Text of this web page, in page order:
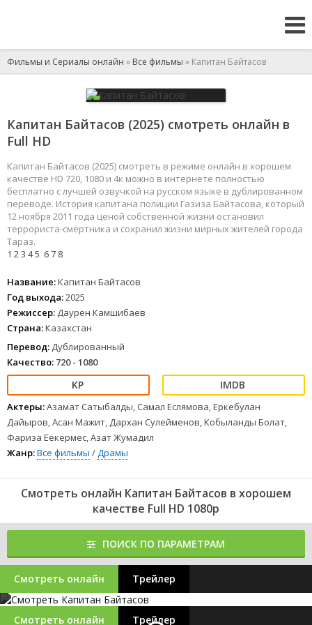
Фильмы и Сериалы онлайн » Все фильмы » Капитан Байтасов
Капитан Байтасов (2025) смотреть онлайн в
Full HD
Капитан Байтасов (2025) смотреть в режиме онлайн в хорошем
качестве HD 720, 1080 и 4к можно в интернете полностью
бесплатно с лучшей озвучкой на русском языке в дублированном
переводе. История капитана полиции Газиза Байтасова, который
12 ноября 2011 года ценой собственной жизни остановил
террориста-смертника и сохранил жизни мирных жителей города
Тараз.
1 23 45 67 8
Название:Капитан Байтасов
Год выхода:2025
Режиссер: Даурен Камшибаев
Страна:Казахстан
Перевод: Дублированный
Качество: 720 - 1080
Актеры:Азамат Сатыбалды, Самал Еслямова, Еркебулан
Дайыров, Асан Мажит, Дархан Сулейменов, Кобыланды Болат,
Фариза Еекермес, Азат Жумадил
Жанр:Все фильмы /Драмы
Смотреть онлайн Капитан Байтасов в хорошем
качестве Full HD 1080p
ПОИСК ПО ПАРАМЕТРАМ
Смотреть онлайн Трейлер
Смотреть онлайн Трейлер